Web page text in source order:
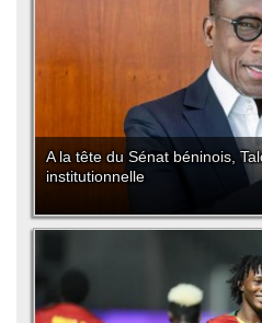
A la tête du Sénat béninois,
institutionnelle